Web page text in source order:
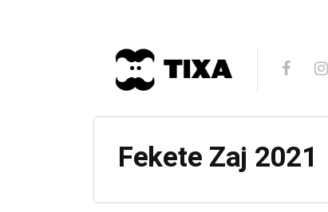
Fekete Zaj 2021